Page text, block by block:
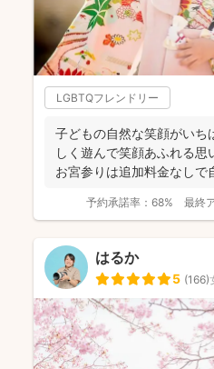
LGBTQフレンドリー
子どもの自然な笑顔がいち
しく遊んで笑顔あふれる思
お宮参りは追加料金なしで
予約承諾率： 68% 最終
はるか
5 (166)